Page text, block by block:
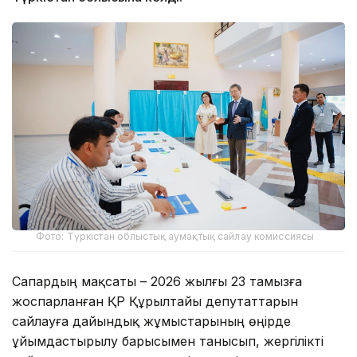
Фото: Түркістан облыстық аумақтық сайлау комиссиясы
Сапардың мақсаты – 2026 жылғы 23 тамызға
жоспарланған ҚР Құрылтайы депутаттарын
сайлауға дайындық жұмыстарының өңірде
ұйымдастырылу барысымен танысып, жергілікті